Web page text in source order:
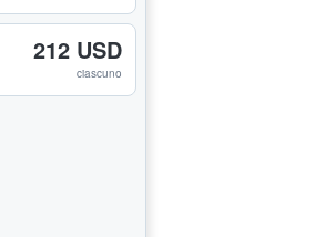
212 USD
ciascuno